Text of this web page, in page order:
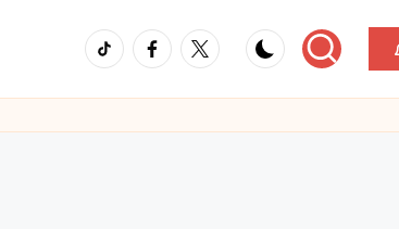
TikTokFacebook
Twitter